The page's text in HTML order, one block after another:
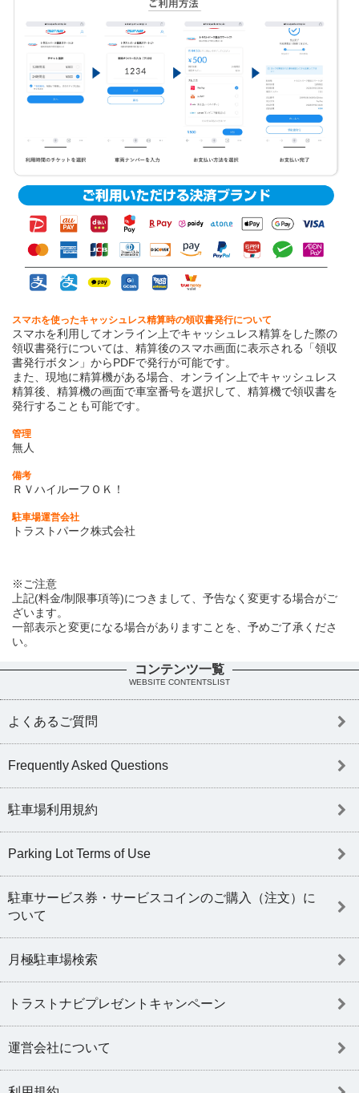
スマホを使ったキャッシュレス精算時の領収書発行について
スマホを利用してオンライン上でキャッシュレス精算をした際の
領収書発行については、精算後のスマホ画面に表示される「領収
書発行ボタン」からPDFで発行が可能です。
また、現地に精算機がある場合、オンライン上でキャッシュレス
精算後、精算機の画面で車室番号を選択して、精算機で領収書を
発行することも可能です。
管理
無人
備考
ＲＶハイルーフＯＫ！
駐車場運営会社
トラストパーク株式会社
※ご注意
上記(料金/制限事項等)につきまして、予告なく変更する場合がご
ざいます。
一部表示と変更になる場合がありますことを、予めご了承くださ
い。
コンテンツ一覧
WEBSITE CONTENTSLIST
よくあるご質問
Frequently Asked Questions
駐車場利用規約
Parking Lot Terms of Use
駐車サービス券・サービスコインのご購入（注文）に
ついて
月極駐車場検索
トラストナビプレゼントキャンペーン
運営会社について